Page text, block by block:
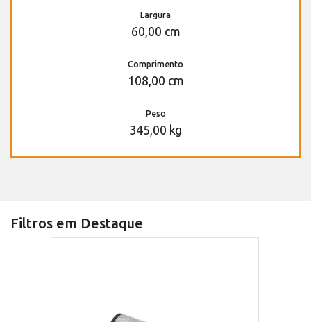
Largura
60,00 cm
Comprimento
108,00 cm
Peso
345,00 kg
Filtros em Destaque